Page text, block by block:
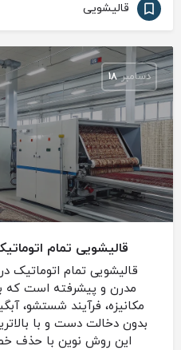
قالیشویی
دسامبر 18
قالیشویی تمام
قالیشویی تمام اتوماتیک
مدرن و پیشرفته است که
مکانیزه، فرآیند شستشو،
بدون دخالت دست و با
این روش نوین با حذف